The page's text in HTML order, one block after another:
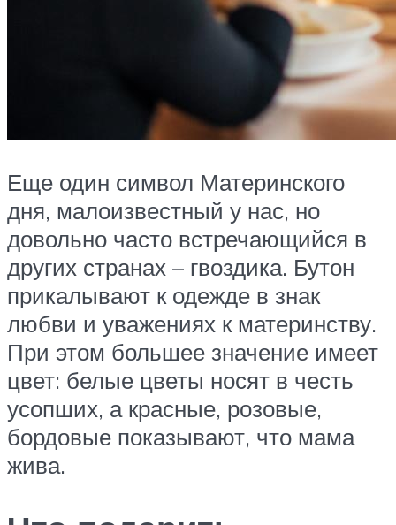
Еще один символ Материнского
дня, малоизвестный у нас, но
довольно часто встречающийся в
других странах – гвоздика. Бутон
прикалывают к одежде в знак
любви и уважениях к материнству.
При этом большее значение имеет
цвет: белые цветы носят в честь
усопших, а красные, розовые,
бордовые показывают, что мама
жива.